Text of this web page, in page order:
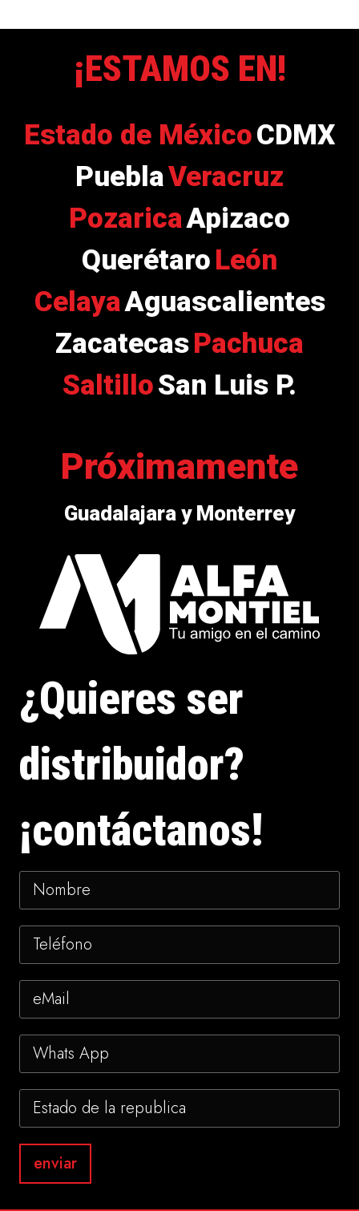
¡ESTAMOS EN!
¿Quieres ser
distribuidor?
¡contáctanos!
Estado de MéxicoCDMX
PueblaVeracruz
PozaricaApizaco
QuerétaroLeón
CelayaAguascalientes
ZacatecasPachuca
SaltilloSan Luis P.
Próximamente
Guadalajara y Monterrey